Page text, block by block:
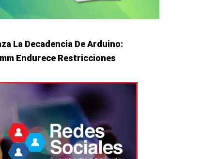
La Decadencia De Arduino:
Endurece Restricciones